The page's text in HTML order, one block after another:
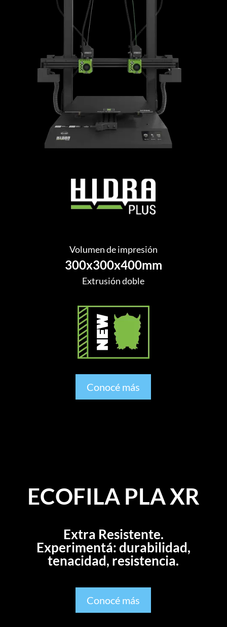
Volumen de impresión
300x300x400mm
Extrusión doble
Conocé más
ECOFILA PLA XR
Extra Resistente.
Experimentá: durabilidad,
tenacidad, resistencia.
Conocé más